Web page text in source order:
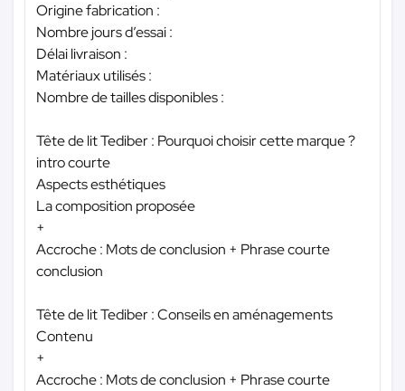
Origine fabrication :
Nombre jours d’essai :
Délai livraison :
Matériaux utilisés :
Nombre de tailles disponibles :
Tête de lit Tediber : Pourquoi choisir cette marque ?
intro courte
Aspects esthétiques
La composition proposée
+
Accroche : Mots de conclusion + Phrase courte
conclusion
Tête de lit Tediber : Conseils en aménagements
Contenu
+
Accroche : Mots de conclusion + Phrase courte